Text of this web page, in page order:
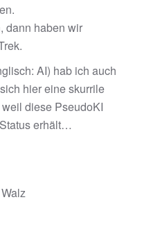
dann haben wir
AI) hab ich auch
hier eine skurrile
diese PseudoKI
erhält…